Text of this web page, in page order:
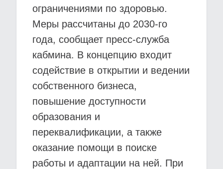
ограничениями по здоровью.
Меры рассчитаны до 2030-го
года, сообщает пресс-служба
кабмина. В концепцию входит
содействие в открытии и ведении
собственного бизнеса,
повышение доступности
образования и
переквалификации, а также
оказание помощи в поиске
работы и адаптации на ней. При